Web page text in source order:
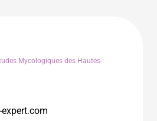
Mycologiques des Hautes-